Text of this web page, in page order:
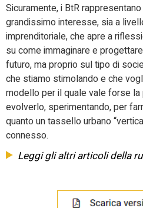
Sicuramente, i BtR
grandissimo interesse, sia a
imprenditoriale, che apre a
su come immaginare e
futuro, ma proprio sul tipo di
che stiamo stimolando e che
modello per il quale vale forse la
evolverlo, sperimentando, per
quanto un tassello urbano
connesso.
Leggi gli altri articoli della